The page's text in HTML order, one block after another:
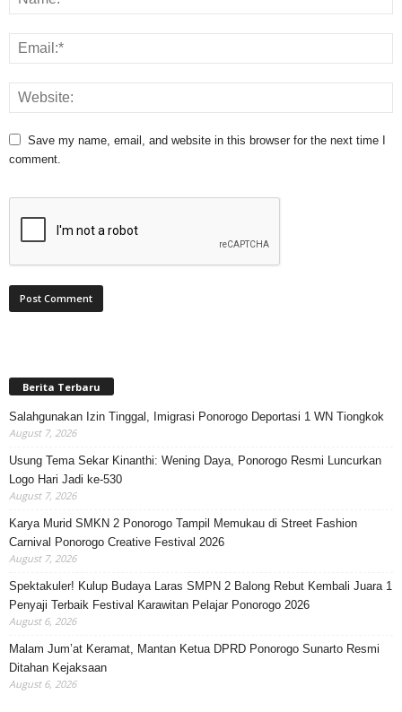
Save my name, email, and website in this browser for the next time I
comment.
Berita Terbaru
Salahgunakan Izin Tinggal, Imigrasi Ponorogo Deportasi 1 WN Tiongkok
August 7, 2026
Usung Tema Sekar Kinanthi: Wening Daya, Ponorogo Resmi Luncurkan
Logo Hari Jadi ke-530
August 7, 2026
Karya Murid SMKN 2 Ponorogo Tampil Memukau di Street Fashion
Carnival Ponorogo Creative Festival 2026
August 7, 2026
Spektakuler! Kulup Budaya Laras SMPN 2 Balong Rebut Kembali Juara 1
Penyaji Terbaik Festival Karawitan Pelajar Ponorogo 2026
August 6, 2026
Malam Jum’at Keramat, Mantan Ketua DPRD Ponorogo Sunarto Resmi
Ditahan Kejaksaan
August 6, 2026